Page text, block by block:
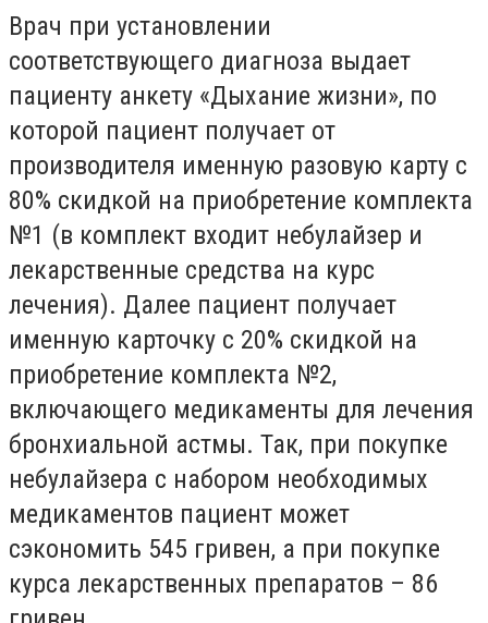
Врач при установлении
соответствующего диагноза выдает
пациенту анкету «Дыхание жизни», по
которой пациент получает от
производителя именную разовую карту с
80% скидкой на приобретение комплекта
№1 (в комплект входит небулайзер и
лекарственные средства на курс
лечения). Далее пациент получает
именную карточку с 20% скидкой на
приобретение комплекта №2,
включающего медикаменты для лечения
бронхиальной астмы. Так, при покупке
небулайзера с набором необходимых
медикаментов пациент может
сэкономить 545 гривен, а при покупке
курса лекарственных препаратов – 86